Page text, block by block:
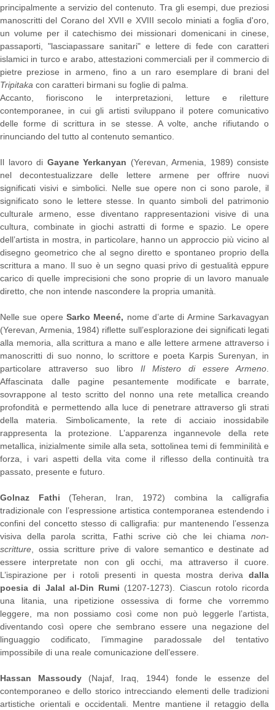
principalmente a servizio del contenuto. Tra gli esempi, due preziosi
manoscritti del Corano del XVII e XVIII secolo miniati a foglia d'oro,
un volume per il catechismo dei missionari domenicani in cinese,
passaporti, "lasciapassare sanitari" e lettere di fede con caratteri
islamici in turco e arabo, attestazioni commerciali per il commercio di
pietre preziose in armeno, fino a un raro esemplare di brani del
Tripitaka con caratteri birmani su foglie di palma.
Accanto, fioriscono le interpretazioni, letture e riletture
contemporanee, in cui gli artisti sviluppano il potere comunicativo
delle forme di scrittura in se stesse. A volte, anche rifiutando o
rinunciando del tutto al contenuto semantico.
Il lavoro di Gayane Yerkanyan (Yerevan, Armenia, 1989) consiste
nel decontestualizzare delle lettere armene per offrire nuovi
significati visivi e simbolici. Nelle sue opere non ci sono parole, il
significato sono le lettere stesse. In quanto simboli del patrimonio
culturale armeno, esse diventano rappresentazioni visive di una
cultura, combinate in giochi astratti di forme e spazio. Le opere
dell’artista in mostra, in particolare, hanno un approccio più vicino al
disegno geometrico che al segno diretto e spontaneo proprio della
scrittura a mano. Il suo è un segno quasi privo di gestualità eppure
carico di quelle imprecisioni che sono proprie di un lavoro manuale
diretto, che non intende nascondere la propria umanità.
Nelle sue opere Sarko Meené, nome d’arte di Armine Sarkavagyan
(Yerevan, Armenia, 1984) riflette sull’esplorazione dei significati legati
alla memoria, alla scrittura a mano e alle lettere armene attraverso i
manoscritti di suo nonno, lo scrittore e poeta Karpis Surenyan, in
particolare attraverso suo libro Il Mistero di essere Armeno
Affascinata dalle pagine pesantemente modificate e barrate,
sovrappone al testo scritto del nonno una rete metallica creando
profondità e permettendo alla luce di penetrare attraverso gli strati
della materia. Simbolicamente, la rete di acciaio inossidabile
rappresenta la protezione. L’apparenza ingannevole della rete
metallica, inizialmente simile alla seta, sottolinea temi di femminilità e
forza, i vari aspetti della vita come il riflesso della continuità tra
passato, presente e futuro.
Golnaz Fathi (Teheran, Iran, 1972) combina la calligrafia
tradizionale con l’espressione artistica contemporanea estendendo i
confini del concetto stesso di calligrafia: pur mantenendo l’essenza
visiva della parola scritta, Fathi scrive ciò che lei chiama non-
scritture , ossia scritture prive di valore semantico e destinate ad
essere interpretate non con gli occhi, ma attraverso il cuore.
L’ispirazione per i rotoli presenti in questa mostra deriva dalla
poesia di Jalal al-Din Rumi (1207-1273). Ciascun rotolo ricorda
una litania, una ripetizione ossessiva di forme che vorremmo
leggere, ma non possiamo così come non può leggerle l’artista,
diventando così opere che sembrano essere una negazione del
linguaggio codificato, l’immagine paradossale del tentativo
impossibile di una reale comunicazione dell’essere.
Hassan Massoudy (Najaf, Iraq, 1944) fonde le essenze del
contemporaneo e dello storico intrecciando elementi delle tradizioni
artistiche orientali e occidentali. Mentre mantiene il retaggio della